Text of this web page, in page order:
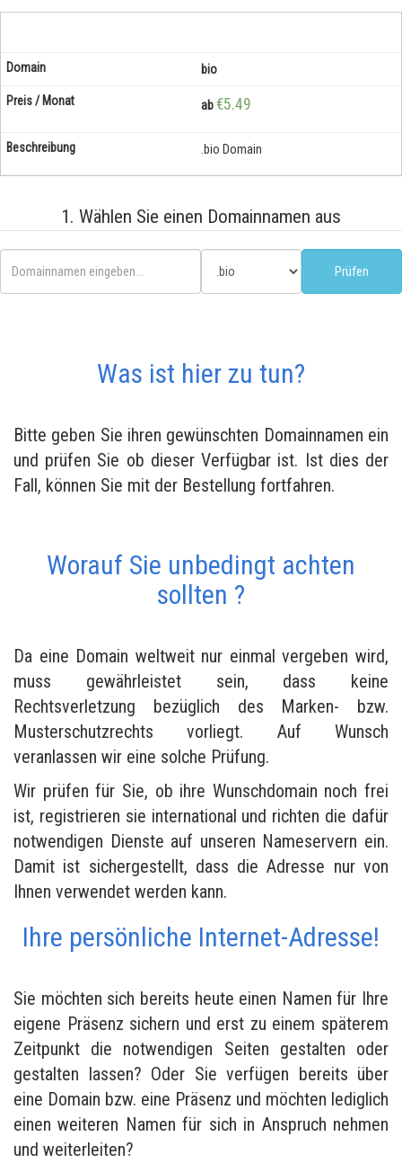
bio
ab€5.49
.bio Domain
1. Wählen Sie einen Domainnamen aus
Was ist hier zu tun?
Bitte geben Sie ihren gewünschten Domainnamen ein
und prüfen Sie ob dieser Verfügbar ist. Ist dies der
Fall, können Sie mit der Bestellung fortfahren.
Worauf Sie unbedingt achten
sollten ?
Da eine Domain weltweit nur einmal vergeben wird,
muss gewährleistet sein, dass keine
Rechtsverletzung bezüglich des Marken- bzw.
Musterschutzrechts vorliegt. Auf Wunsch
veranlassen wir eine solche Prüfung.
Wir prüfen für Sie, ob ihre Wunschdomain noch frei
ist, registrieren sie international und richten die dafür
notwendigen Dienste auf unseren Nameservern ein.
Damit ist sichergestellt, dass die Adresse nur von
Ihnen verwendet werden kann.
Ihre persönliche Internet-Adresse!
Sie möchten sich bereits heute einen Namen für Ihre
eigene Präsenz sichern und erst zu einem späterem
Zeitpunkt die notwendigen Seiten gestalten oder
gestalten lassen? Oder Sie verfügen bereits über
eine Domain bzw. eine Präsenz und möchten lediglich
einen weiteren Namen für sich in Anspruch nehmen
und weiterleiten?